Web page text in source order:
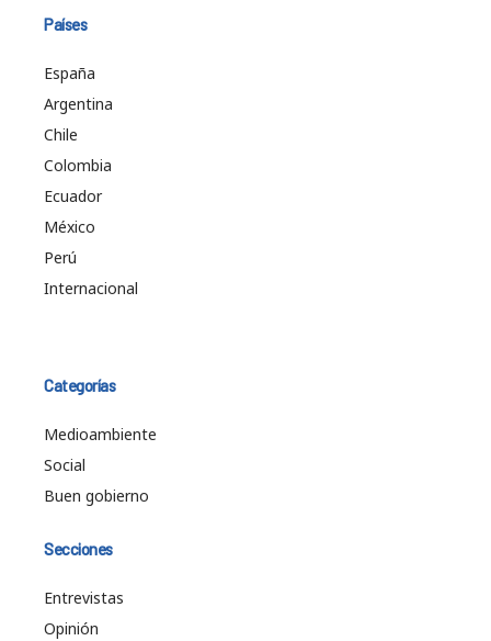
Países
España
Argentina
Chile
Colombia
Ecuador
México
Perú
Internacional
Categorías
Medioambiente
Social
Buen gobierno
Secciones
Entrevistas
Opinión